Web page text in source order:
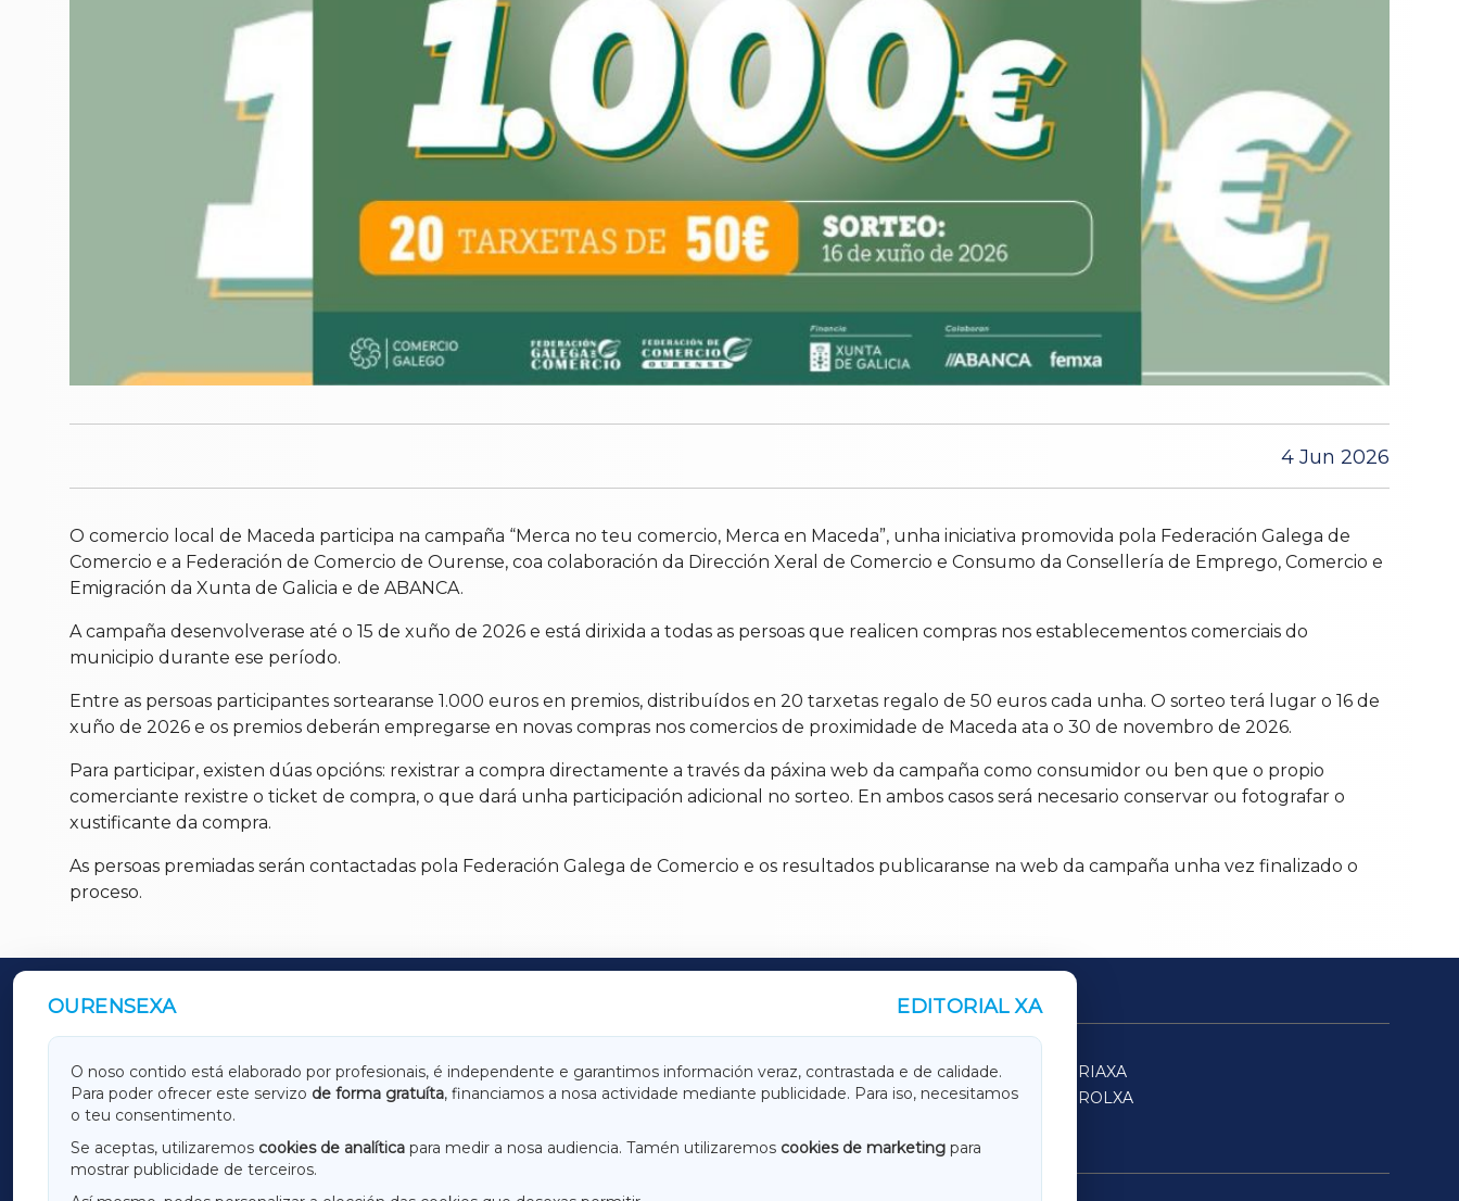
4 Jun 2026
O comercio local de Maceda participa na campaña “Merca no teu comercio, Merca en Maceda”, unha iniciativa promovida pola Federación Galega de
Comercio e a Federación de Comercio de Ourense, coa colaboración da Dirección Xeral de Comercio e Consumo da Consellería de Emprego, Comercio e
Emigración da Xunta de Galicia e de ABANCA.
A campaña desenvolverase até o 15 de xuño de 2026 e está dirixida a todas as persoas que realicen compras nos establecementos comerciais do
municipio durante ese período.
Entre as persoas participantes sortearanse 1.000 euros en premios, distribuídos en 20 tarxetas regalo de 50 euros cada unha. O sorteo terá lugar o 16 de
xuño de 2026 e os premios deberán empregarse en novas compras nos comercios de proximidade de Maceda ata o 30 de novembro de 2026.
Para participar, existen dúas opcións: rexistrar a compra directamente a través da páxina web da campaña como consumidor ou ben que o propio
comerciante rexistre o ticket de compra, o que dará unha participación adicional no sorteo. En ambos casos será necesario conservar ou fotografar o
xustificante da compra.
As persoas premiadas serán contactadas pola Federación Galega de Comercio e os resultados publicaranse na web da campaña unha vez finalizado o
proceso.
OURENSEXA EDITORIAL XA
O noso contido está elaborado por profesionais, é independente e garantimos información veraz, contrastada e de calidade.
Para poder ofrecer este servizo de forma gratuíta, financiamos a nosa actividade mediante publicidade. Para iso, necesitamos
o teu consentimento.
Se aceptas, utilizaremos cookies de analítica para medir a nosa audiencia. Tamén utilizaremos cookies de marketing para
mostrar publicidade de terceiros.
OUTROS PERIÓDICOS
GALICIAXA LUGOXA TERRACHAXA
SARRIAXA
AMARIÑAXA
RIBEIRASACRAXA ACORUÑAXA
FERROLXA
OURENSEXA